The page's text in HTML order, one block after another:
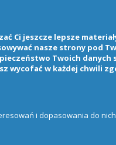
Ci jeszcze lepsze
nasze strony pod
Twoich danych
wycofać w każdej chwili
i dopasowania do